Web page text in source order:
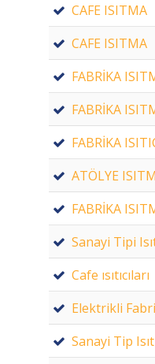
CAFE ISITMA
CAFE ISITMA
FABRİKA
FABRİKA
FABRİKA
ATÖLYE
FABRİKA
Sanayi Tipi
Cafe ısıtıcıları
Elektrikli
Sanayi Tip